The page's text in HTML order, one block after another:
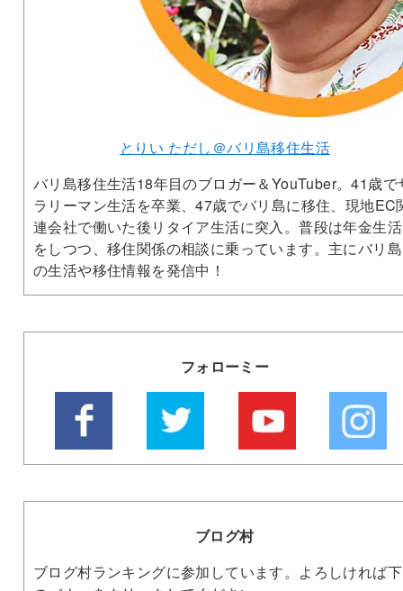
とりい ただし＠バリ島移住生活
バリ島移住生活18年目のブロガー＆YouTuber。41歳で
ラリーマン生活を卒業、47歳でバリ島に移住、現地EC
連会社で働いた後リタイア生活に突入。普段は年金生活
をしつつ、移住関係の相談に乗っています。主にバリ島
の生活や移住情報を発信中！
フォローミー
ブログ村
ブログ村ランキングに参加しています。よろしければ下